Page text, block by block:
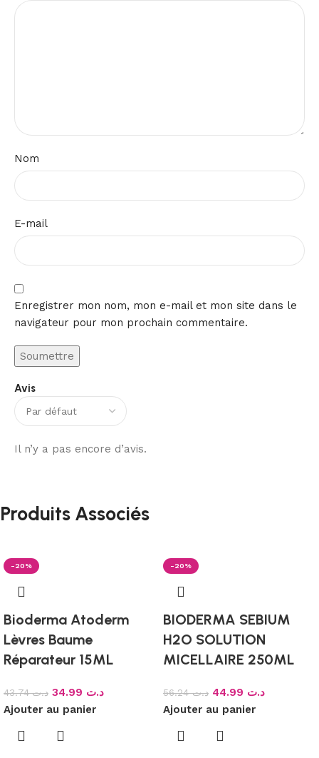
Avis
Il n’y a pas encore d’avis.
Nom
E-mail
Enregistrer mon nom, mon e-mail et mon site dans le
navigateur pour mon prochain commentaire.
Produits Associés
-20%
Bioderma Atoderm
Lèvres Baume
Réparateur 15ML
د.ت43.74 د.ت
Ajouter au panier
-20%
BIODERMA SEBIUM
H2O SOLUTION
MICELLAIRE 250ML
د.ت56.24 د.ت
Ajouter au panier